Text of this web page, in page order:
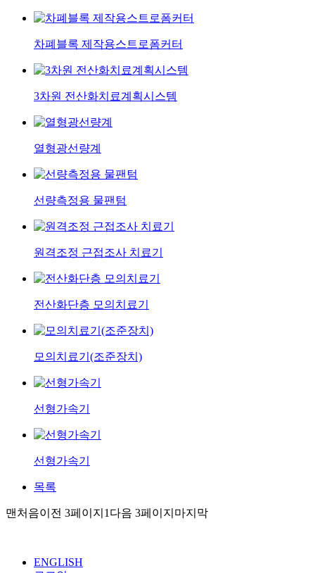
차폐블록 제작용스트로폼커터
3차원 전산화치료계획시스템
열형광선량계
선량측정용 물팬텀
원격조정 근접조사 치료기
전산화단층 모의치료기
모의치료기(조준장치)
선형가속기
선형가속기
목록
맨처음이전 3페이지 1 다음 3페이지 마지막
ENGLISH